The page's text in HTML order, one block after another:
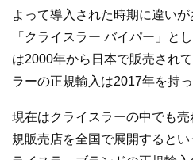
よって導入された時期に違い
「クライスラー バイパー」と
は2000年から日本で販売され
ラーの正規輸入は2017年を持
現在はクライスラーの中でも
規販売店を全国で展開すると